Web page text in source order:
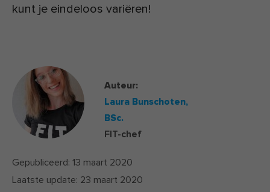
kunt je eindeloos variëren!
Auteur:
Laura Bunschoten,
BSc.
FIT-chef
Gepubliceerd: 13 maart 2020
Laatste update: 23 maart 2020